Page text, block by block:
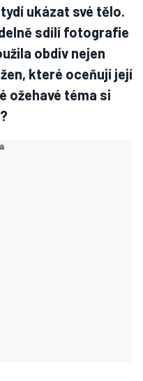
ukázat své tělo.
sdílí fotografie
obdiv nejen
které oceňují její
ožehavé téma si